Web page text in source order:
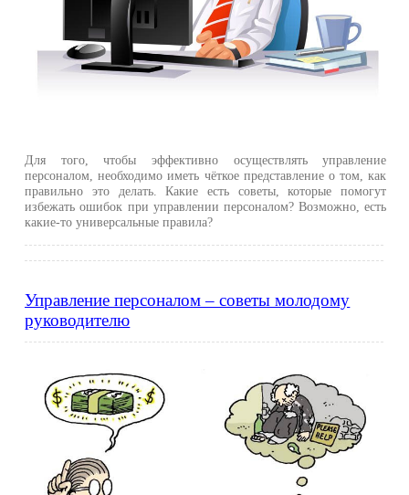
Для того, чтобы эффективно осуществлять управление
персоналом, необходимо иметь чёткое представление о том, как
правильно это делать. Какие есть советы, которые помогут
избежать ошибок при управлении персоналом? Возможно, есть
какие-то универсальные правила?
Управление персоналом – советы молодому
руководителю